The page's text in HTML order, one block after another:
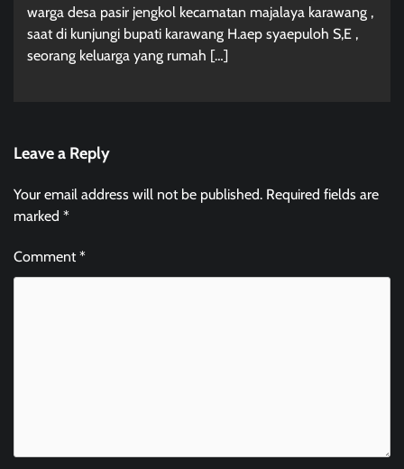
warga desa pasir jengkol kecamatan majalaya karawang ,
saat di kunjungi bupati karawang H.aep syaepuloh S,E ,
seorang keluarga yang rumah […]
Leave a Reply
Your email address will not be published. Required fields are
marked *
Comment*